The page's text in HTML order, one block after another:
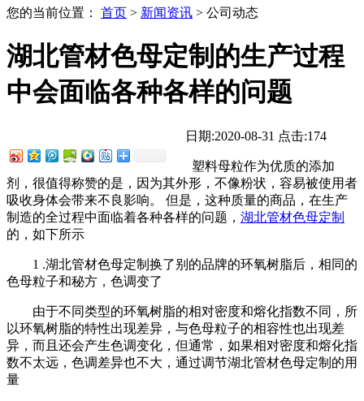
您的当前位置： 首页 > 新闻资讯 > 公司动态
湖北管材色母定制的生产过程
中会面临各种各样的问题
日期:2020-08-31 点击:174
塑料母粒作为优质的添加
剂，很值得称赞的是，因为其外形，不像粉状，容易被使用者
吸收身体会带来不良影响。 但是，这种质量的商品，在生产
制造的全过程中面临着各种各样的问题， 湖北管材色母定制
的，如下所示
1 .湖北管材色母定制换了别的品牌的环氧树脂后，相同的
色母粒子和秘方，色调变了
由于不同类型的环氧树脂的相对密度和熔化指数不同，所
以环氧树脂的特性出现差异，与色母粒子的相容性也出现差
异，而且还会产生色调变化，但通常，如果相对密度和熔化指
数不太远，色调差异也不大，通过调节湖北管材色母定制的用
量